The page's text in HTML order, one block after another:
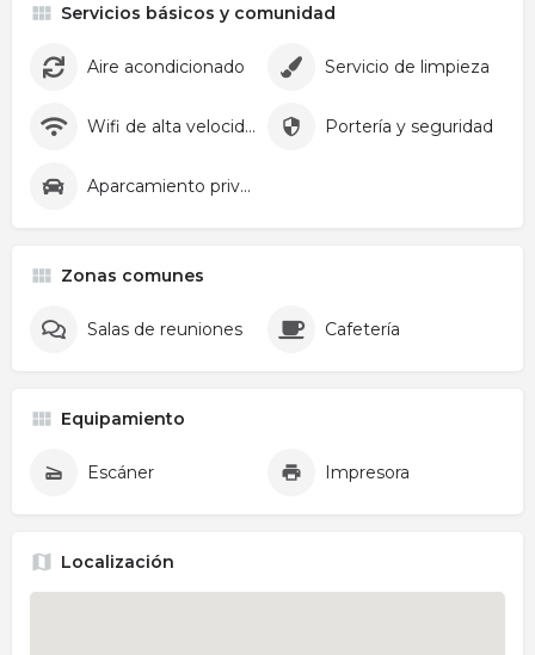
Servicios básicos y comunidad
Aire acondicionado Servicio de limpieza
Wifi de alta velocidad Portería y seguridad
Aparcamiento privado
Zonas comunes
Salas de reuniones Cafetería
Equipamiento
Escáner Impresora
Localización